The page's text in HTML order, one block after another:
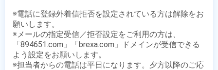
※電話に登録外着信拒否を設定されている方は解除をお
願いします。
※メールの指定受信／拒否設定をご利用の方は、
「894651.com」「brexa.com」ドメインが受信できる
よう設定をお願いします。
※担当者からの電話は平日になります。夕方以降のご応